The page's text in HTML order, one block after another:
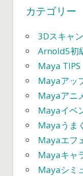
し
い
①
ー
ン
準
備
は
カテゴリー
3Dスキャン
Arnold5初
Maya TIPS
Mayaアッ
Mayaアニ
Mayaイベ
Mayaうま
Mayaエフ
Mayaキャ
Mayaシミ